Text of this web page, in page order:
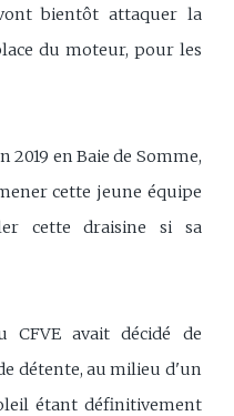
bientôt attaquer la
du moteur, pour les
2019 en Baie de Somme,
cette jeune équipe
cette draisine si sa
CFVE avait décidé de
détente, au milieu d'un
étant définitivement